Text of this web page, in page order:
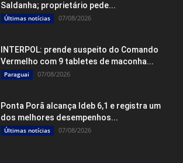
Saldanha; proprietário pede...
Últimas notícias 07/08/2026
INTERPOL: prende suspeito do Comando
Vermelho com 9 tabletes de maconha...
Paraguai 07/08/2026
Ponta Porã alcança Ideb 6,1 e registra um
dos melhores desempenhos...
Últimas notícias 07/08/2026